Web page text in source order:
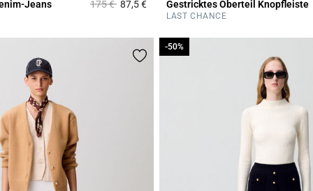
Jeans Price reduced from
175 €to87,5 €5 out of 5 Customer Rating
Gestricktes Oberteil Knopfleiste
LAST CHANCE
-50%
-50%